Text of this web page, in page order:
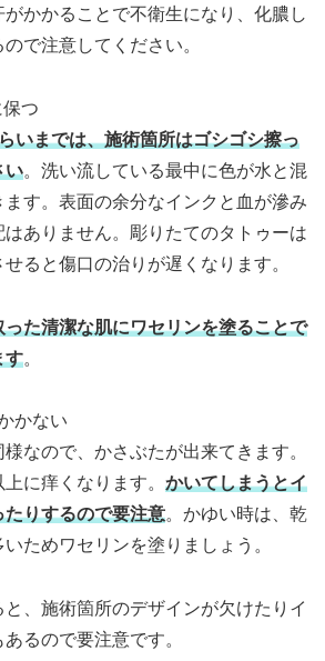
がかかることで不衛生になり、化膿し
で注意してください。
つ
いまでは、施術箇所はゴシゴシ擦っ
い。洗い流している最中に色が水と混
ます。表面の余分なインクと血が滲み
ありません。彫りたてのタトゥーは
ると傷口の治りが遅くなります。
た清潔な肌にワセリンを塗ることで
す。
かない
なので、かさぶたが出来てきます。
に痒くなります。 かいてしまうとイ
りするので要注意。かゆい時は、乾
ためワセリンを塗りましょう。
、施術箇所のデザインが欠けたりイ
るので要注意です。